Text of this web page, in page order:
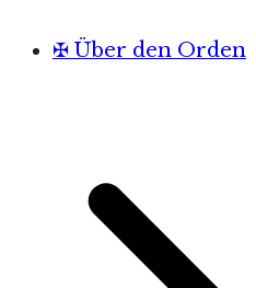
✠ Über den Orden